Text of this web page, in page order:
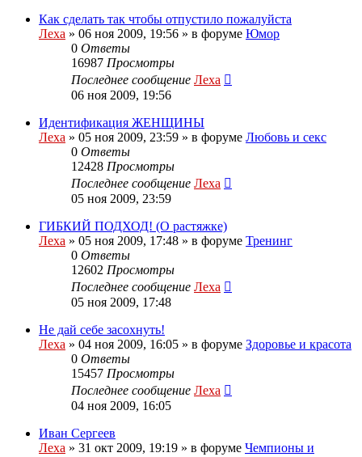
Как сделать так чтобы отпустило пожалуйста
Леха » 06 ноя 2009, 19:56 » в форуме Юмор
0 Ответы
16987 Просмотры
Последнее сообщение Леха
06 ноя 2009, 19:56
Идентификация ЖЕНЩИНЫ
Леха » 05 ноя 2009, 23:59 » в форуме Любовь и секс
0 Ответы
12428 Просмотры
Последнее сообщение Леха
05 ноя 2009, 23:59
ГИБКИЙ ПОДХОД! (О растяжке)
Леха » 05 ноя 2009, 17:48 » в форуме Тренинг
0 Ответы
12602 Просмотры
Последнее сообщение Леха
05 ноя 2009, 17:48
Не дай себе засохнуть!
Леха » 04 ноя 2009, 16:05 » в форуме Здоровье и красота
0 Ответы
15457 Просмотры
Последнее сообщение Леха
04 ноя 2009, 16:05
Иван Сергеев
Леха » 31 окт 2009, 19:19 » в форуме Чемпионы и